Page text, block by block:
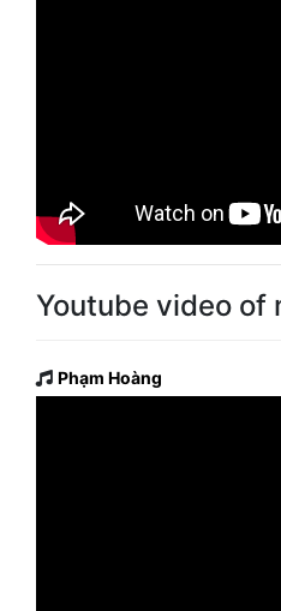
Youtube video of
Phạm Hoàng